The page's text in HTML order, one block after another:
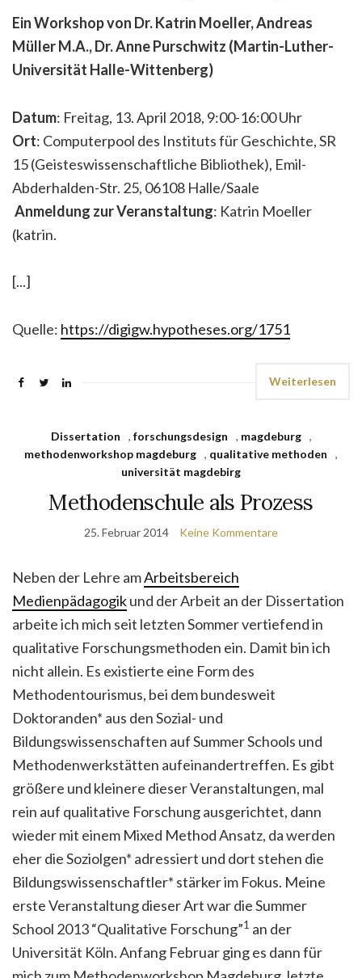
Ein Workshop von Dr. Katrin Moeller, Andreas
Müller M.A., Dr. Anne Purschwitz (Martin-Luther-
Universität Halle-Wittenberg)
Datum: Freitag, 13. April 2018, 9:00-16:00 Uhr
Ort: Computerpool des Instituts für Geschichte, SR
15 (Geisteswissenschaftliche Bibliothek), Emil-
Abderhalden-Str. 25, 06108 Halle/Saale
Anmeldung zur Veranstaltung: Katrin Moeller
(katrin.
[...]
Quelle: https://digigw.hypotheses.org/1751
Weiterlesen
Dissertation , forschungsdesign , magdeburg
,
methodenworkshop magdeburg , qualitative methoden
,
universität magdebirg
Methodenschule als Prozess
25. Februar 2014 Keine Kommentare
Neben der Lehre amArbeitsbereich
Medienpädagogikund der Arbeit an der Dissertation
arbeite ich mich seit letzten Sommer vertiefend in
qualitative Forschungsmethoden ein. Damit bin ich
nicht allein. Es existierte eine Form des
Methodentourismus, bei dem bundesweit
Doktoranden* aus den Sozial- und
Bildungswissenschaften auf Summer Schools und
Methodenwerkstätten aufeinandertreffen. Es gibt
größere und kleinere dieser Veranstaltungen, mal
rein auf qualitative Forschung ausgerichtet, dann
wieder mit einem Mixed Method Ansatz, da werden
eher die Soziolgen* adressiert und dort stehen die
Bildungswissenschaftler* stärker im Fokus. Meine
erste Veranstaltung dieser Art war die Summer
School 2013 “Qualitative Forschung”1 an der
Universität Köln. Anfang Februar ging es dann für